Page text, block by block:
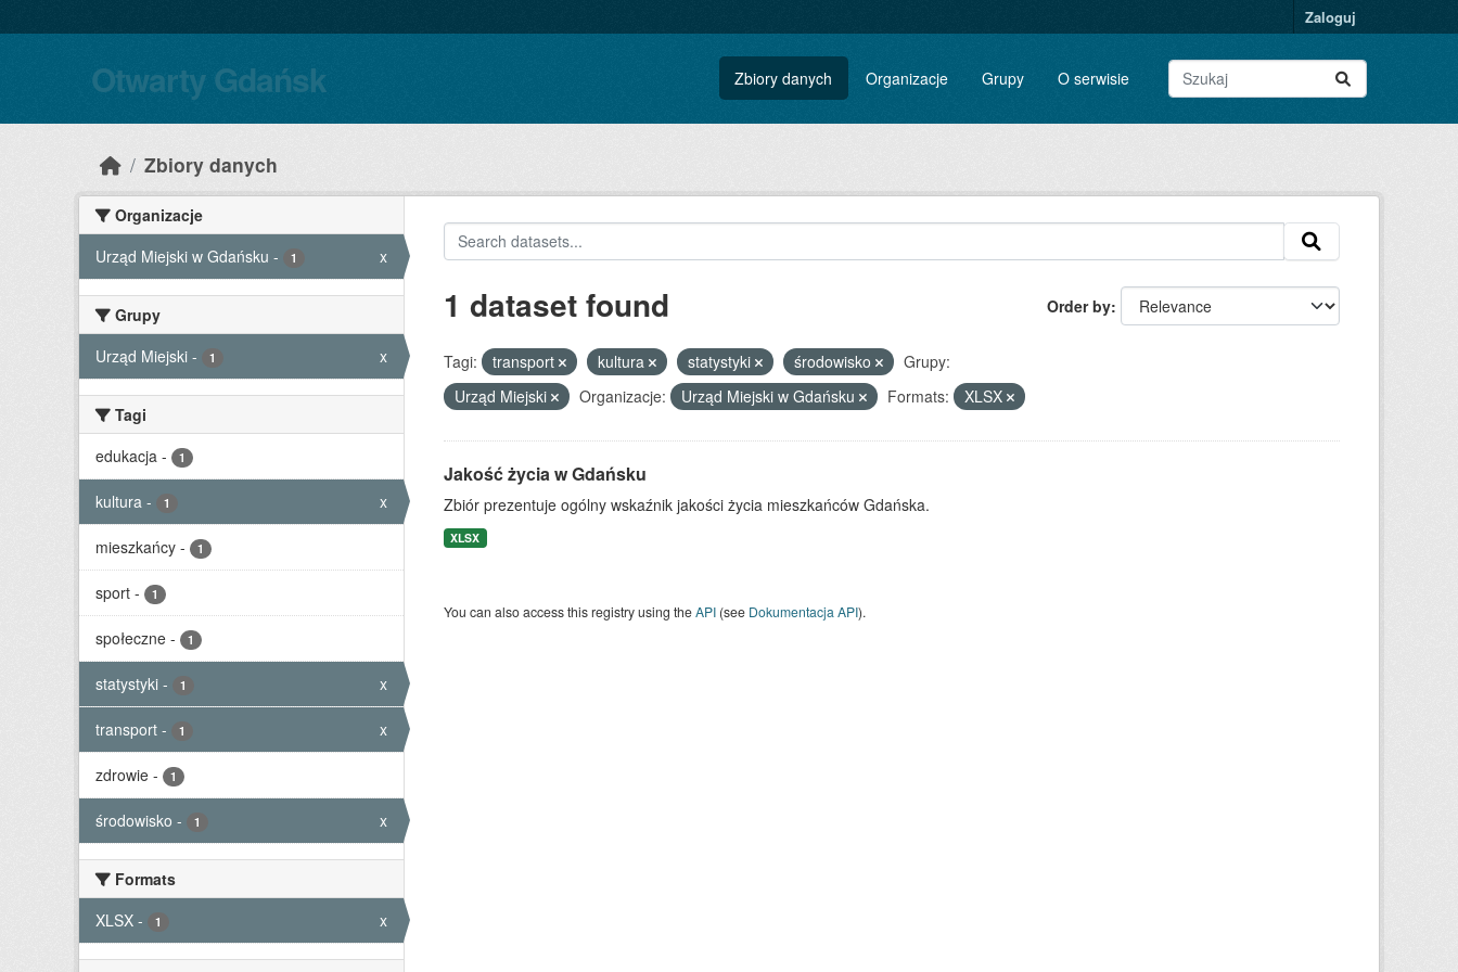
Zaloguj
Otwarty Gdańsk Zbiory danych Organizacje Grupy O serwisie
Zbiory danych
Organizacje
Urząd Miejski w Gdańsku - 1 x
Grupy
Urząd Miejski - 1 x
Tagi
edukacja - 1
kultura - 1 x
mieszkańcy - 1
sport - 1
społeczne - 1
statystyki - 1 x
transport - 1 x
zdrowie - 1
środowisko - 1 x
Formats
XLSX - 1 x
Order by
1 dataset found
Tagi: transport kultura statystyki środowisko
Grupy:
Urząd Miejski
Organizacje: Urząd Miejski w Gdańsku Formats: XLSX
Jakość życia w Gdańsku
Zbiór prezentuje ogólny wskaźnik jakości życia mieszkańców Gdańska.
XLSX
You can also access this registry using theAPI(see Dokumentacja API).